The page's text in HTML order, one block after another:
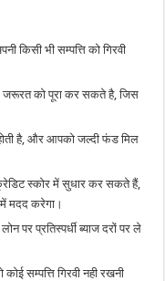
किसी भी सम्पत्ति को गिरवी
जरूरत को पूरा कर सकते है, जिस
है, और आपको जल्दी फंड मिल
स्कोर में सुधार कर सकते हैं,
में मदद करेगा।
पर प्रतिस्पर्धी ब्याज दरों पर ले
सम्पत्ति गिरवी नही रखनी